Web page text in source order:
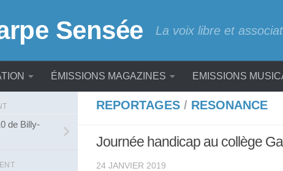
Sensée La voix libre et
ÉMISSIONS MAGAZINES EMISSIONS
REPORTAGES / RESONANCE
Journée handicap au collège
24 JANVIER 2019
de Billy-